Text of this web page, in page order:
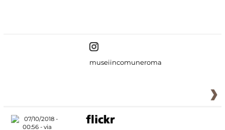
museiincomuneroma